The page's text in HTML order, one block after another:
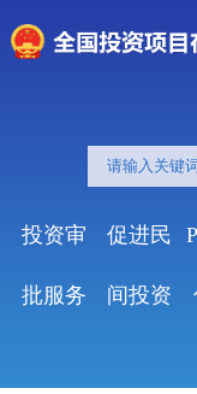
投资审
批服务
促进民
间投资